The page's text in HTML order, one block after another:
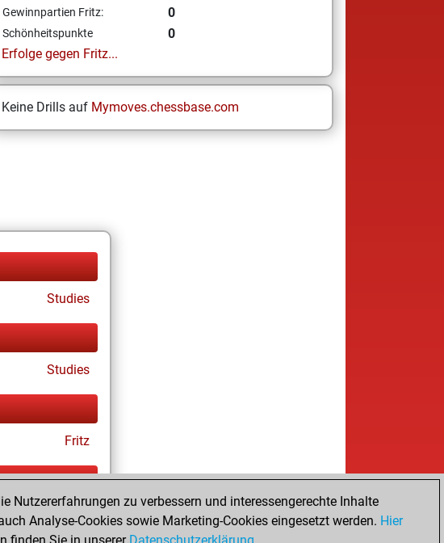
Gewinnpartien Fritz: 0
Schönheitspunkte
0
Erfolge gegen Fritz...
Keine Drills auf Mymoves.chessbase.com
Studies
Studies
Fritz
Play
Nutzererfahrungen zu verbessern und interessengerechte Inhalte
Analyse-Cookies sowie Marketing-Cookies eingesetzt werden. Hier